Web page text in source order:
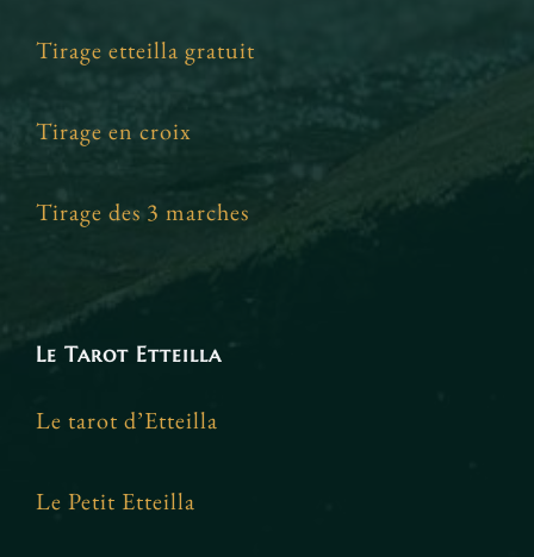
Tirage etteilla gratuit
Tirage en croix
Tirage des 3 marches
Le Tarot Etteilla
Le tarot d’Etteilla
Le Petit Etteilla